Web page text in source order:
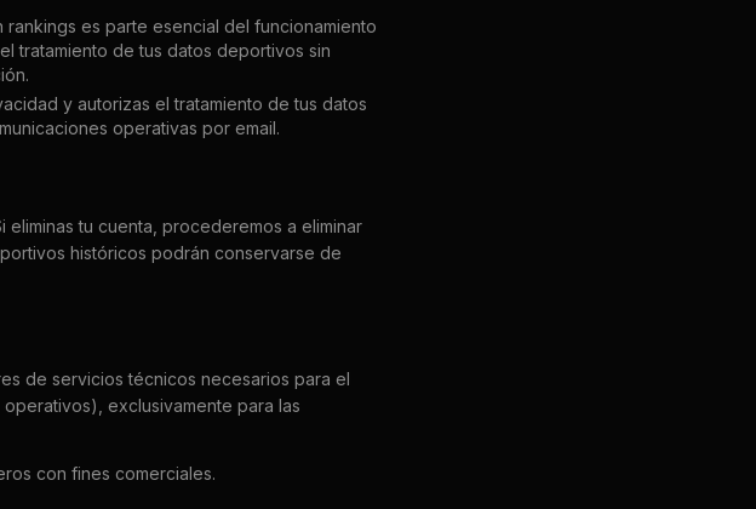
es parte esencial del funcionamiento
tratamiento de tus datos deportivos sin
y autorizas el tratamiento de tus datos
operativas por email.
eliminas tu cuenta, procederemos a eliminar
históricos podrán conservarse de
de servicios técnicos necesarios para el
exclusivamente para las
con fines comerciales.